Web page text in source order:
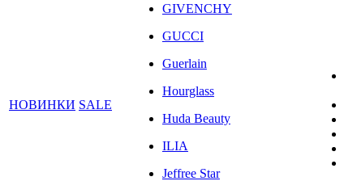
НОВИНКИ SALE
GIVENCHY
GUCCI
Guerlain
Hourglass
Huda Beauty
ILIA
Jeffree Star